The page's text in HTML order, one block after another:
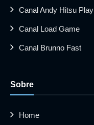
Canal Andy Hitsu Play
Canal Load Game
Canal Brunno Fast
Sobre
Home